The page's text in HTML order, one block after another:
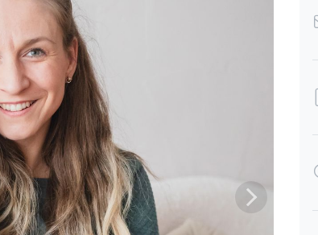
Kristin's Stoffwindel-Start-Kurs hat
mir als Erstlingsmama super viel
Wissen im vermeintlichen
Stoffwindelwirrwahr vermittelt und
gleichzeitig viele Aha-Momente
beschert. DANKE an dieser Stelle!
Die Informationen in den Videos
bringt Kristin kurz, bündig und
verständlich auf den Punkt. Zudem
gibt's unter jedem Video auch noch
eine schriftliche Zusammenfassung.
Nach dem Kurs und einem
Stoffwindeltestmietpaket hab ich nun
die optimale Lösung für mich und